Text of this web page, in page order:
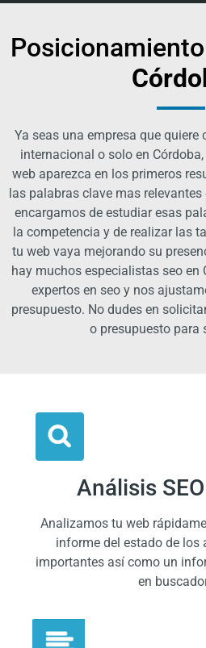
Ya seas una empresa que
internacional o solo en
web aparezca en los primeros
las palabras clave mas
encargamos de estudiar esas
la competencia y de realizar las
tu web vaya mejorando su
hay muchos especialistas seo en
expertos en seo y nos
presupuesto. No dudes en
o presupuesto para
Análisis
Analizamos tu web
informe del estado de los
importantes así como un
en